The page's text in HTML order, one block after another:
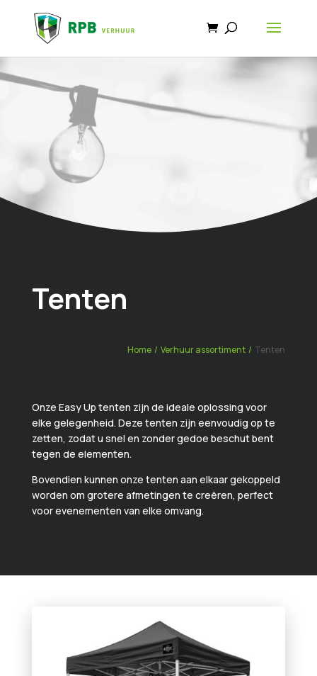
Tenten
Home /Verhuur assortiment / Tenten
Onze Easy Up tenten zijn de ideale oplossing voor
elke gelegenheid. Deze tenten zijn eenvoudig op te
zetten, zodat u snel en zonder gedoe beschut bent
tegen de elementen.
Bovendien kunnen onze tenten aan elkaar gekoppeld
worden om grotere afmetingen te creëren, perfect
voor evenementen van elke omvang.